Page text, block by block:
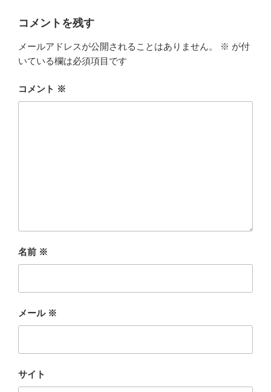
コメントを残す
メールアドレスが公開されることはありません。 ※ が付
いている欄は必須項目です
コメント ※
名前 ※
メール ※
サイト